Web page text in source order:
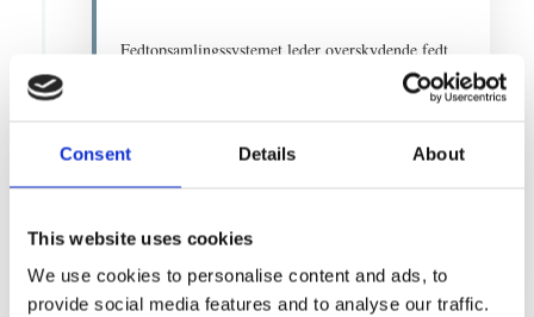
Consent Details About
This website uses cookies
We use cookies to personalise content and ads, to
provide social media features and to analyse our traffic.
Fedtopsamlingssystemet leder overskydende fedt
ned i en opsamlingsbeholder under ovnen. Ingen
Læs om Fat Separation System